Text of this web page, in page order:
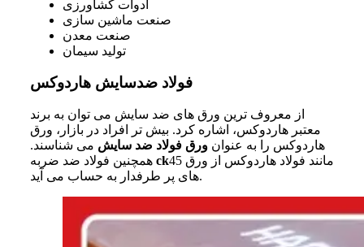
ادوات کشاورزی
صنعت ماشین سازی
صنعت معدن
تولید سیمان
فولاد ضدسایش هاردوکس
از معروف ترین ورق های ضد سایش می توان به برند
معتبر هاردوکس، اشاره کرد. بیش تر افراد در بازار، ورق
هاردوکس را به عنوانورق فولاد ضد سایش می شناسند.
همچنین فولاد ضد ضربه ck45 مانند فولاد هاردوکس از ورق
های پر طرفدار به حساب می آید.